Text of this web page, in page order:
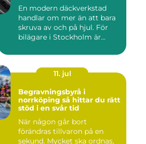
En modern däckverkstad
handlar om mer än att bara
skruva av och på hjul. För
bilägare i Stockholm är...
11. jul
Begravningsbyrå i
norrköping så hittar du rätt
stöd i en svår tid
När någon går bort
förändras tillvaron på en
sekund. Mycket ska ordnas,